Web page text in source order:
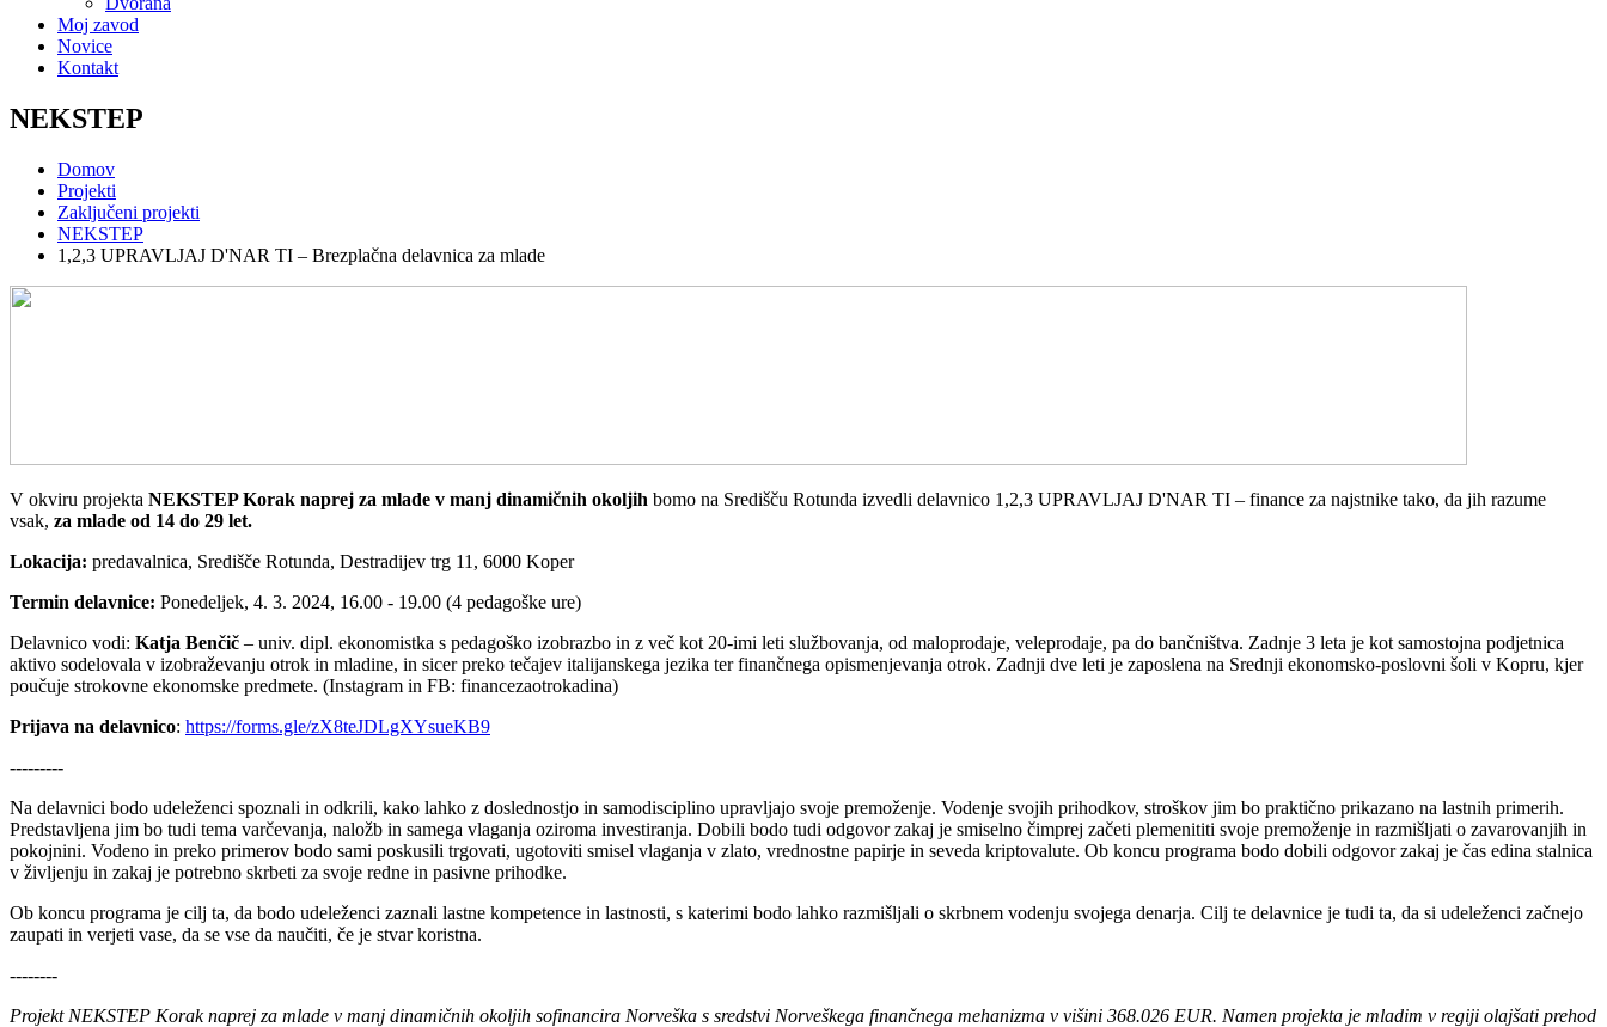
Moj zavod
Novice
Kontakt
NEKSTEP
Domov
Projekti
Zaključeni projekti
NEKSTEP
1,2,3 UPRAVLJAJ D'NAR TI – Brezplačna delavnica za mlade
V okviru projekta NEKSTEP Korak naprej za mlade v manj dinamičnih okoljih bomo na Središču Rotunda izvedli delavnico 1,2,3 UPRAVLJAJ D'NAR TI – finance za najstnike tako, da jih razume
vsak, za mlade od 14 do 29 let.
Lokacija: predavalnica, Središče Rotunda, Destradijev trg 11, 6000 Koper
Termin delavnice: Ponedeljek, 4. 3. 2024, 16.00 - 19.00 (4 pedagoške ure)
Delavnico vodi: Katja Benčič – univ. dipl. ekonomistka s pedagoško izobrazbo in z več kot 20-imi leti službovanja, od maloprodaje, veleprodaje, pa do bančništva. Zadnje 3 leta je kot samostojna podjetnica
aktivo sodelovala v izobraževanju otrok in mladine, in sicer preko tečajev italijanskega jezika ter finančnega opismenjevanja otrok. Zadnji dve leti je zaposlena na Srednji ekonomsko-poslovni šoli v Kopru, kjer
poučuje strokovne ekonomske predmete. (Instagram in FB: financezaotrokadina)
Prijava na delavnico: https://forms.gle/zX8teJDLgXYsueKB9
---------
Na delavnici bodo udeleženci spoznali in odkrili, kako lahko z doslednostjo in samodisciplino upravljajo svoje premoženje. Vodenje svojih prihodkov, stroškov jim bo praktično prikazano na lastnih primerih.
Predstavljena jim bo tudi tema varčevanja, naložb in samega vlaganja oziroma investiranja. Dobili bodo tudi odgovor zakaj je smiselno čimprej začeti plemenititi svoje premoženje in razmišljati o zavarovanjih in
pokojnini. Vodeno in preko primerov bodo sami poskusili trgovati, ugotoviti smisel vlaganja v zlato, vrednostne papirje in seveda kriptovalute. Ob koncu programa bodo dobili odgovor zakaj je čas edina stalnica
v življenju in zakaj je potrebno skrbeti za svoje redne in pasivne prihodke.
Ob koncu programa je cilj ta, da bodo udeleženci zaznali lastne kompetence in lastnosti, s katerimi bodo lahko razmišljali o skrbnem vodenju svojega denarja. Cilj te delavnice je tudi ta, da si udeleženci začnejo
zaupati in verjeti vase, da se vse da naučiti, če je stvar koristna.
--------
Projekt NEKSTEP Koraknaprej za mlade v manj dinamičnih okoljih sofinancira Norveška s sredstvi Norveškega finančnega mehanizma v višini 368.026 EUR. Namen projekta je mladim v regiji olajšati prehod